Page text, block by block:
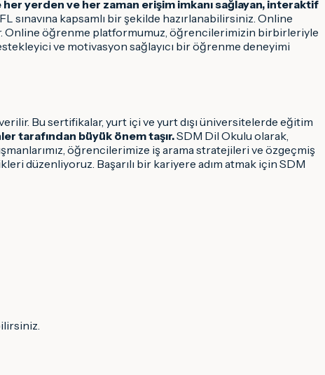
yerden ve her zaman erişim imkanı sağlayan, interaktif
sınavına kapsamlı bir şekilde hazırlanabilirsiniz. Online
Online öğrenme platformumuz, öğrencilerimizin birbirleriyle
ve motivasyon sağlayıcı bir öğrenme deneyimi
Bu sertifikalar, yurt içi ve yurt dışı üniversitelerde eğitim
tarafından büyük önem taşır.SDM Dil Okulu olarak,
öğrencilerimize iş arama stratejileri ve özgeçmiş
düzenliyoruz. Başarılı bir kariyere adım atmak için SDM